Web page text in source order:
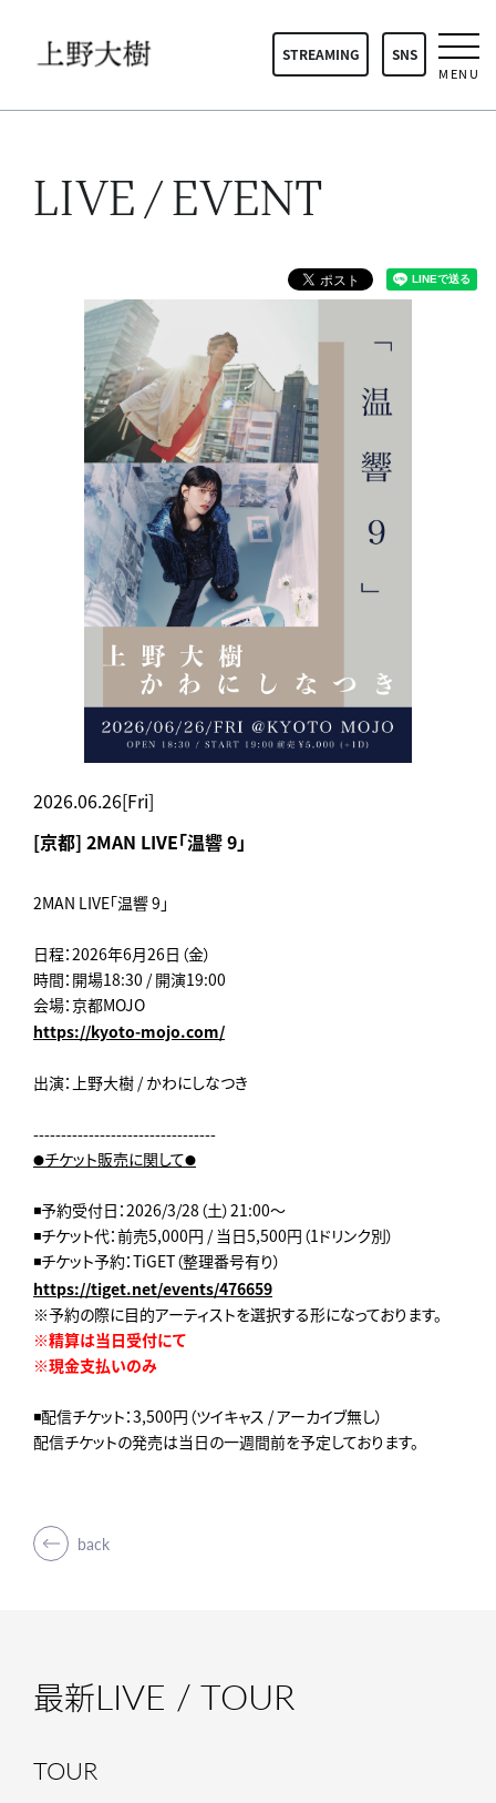
MENU
STREAMING SNS
LIVE / EVENT
2026.06.26[Fri]
[京都] 2MAN LIVE「温響 9」
2MAN LIVE「温響 9」
日程：2026年6月26日（金）
時間：開場18:30 / 開演19:00
会場：京都MOJO
https://kyoto-mojo.com/
出演：上野大樹 / かわにしなつき
---------------------------------
●チケット販売に関して●
◾️予約受付日：2026/3/28（土）21:00～
◾️チケット代：前売5,000円 / 当日5,500円（1ドリンク別）
◾️チケット予約：TiGET（整理番号有り）
https://tiget.net/events/476659
※予約の際に目的アーティストを選択する形になっております。
※精算は当日受付にて
※現金支払いのみ
◾️配信チケット：3,500円（ツイキャス / アーカイブ無し）
配信チケットの発売は当日の一週間前を予定しております。
back
最新LIVE / TOUR
TOUR